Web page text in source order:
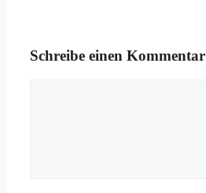
Schreibe einen Kommentar